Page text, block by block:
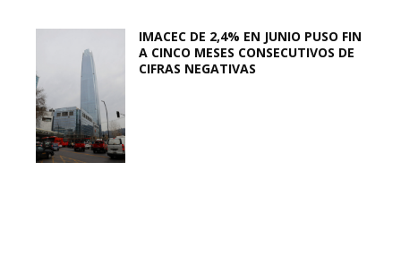
IMACEC DE 2,4% EN JUNIO PUSO FIN
A CINCO MESES CONSECUTIVOS DE
CIFRAS NEGATIVAS